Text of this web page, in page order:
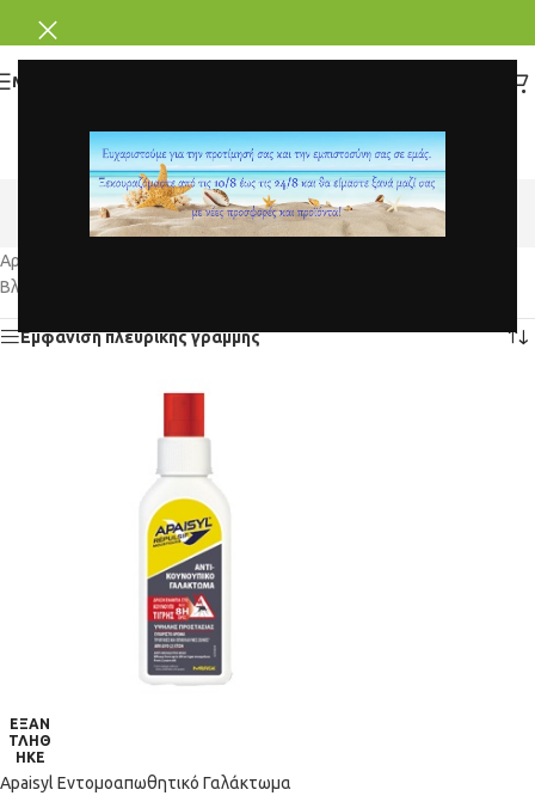
ΜΕΝΟΥ
Αντικουνουπικά
Κατηγορίες
Αρχική σελίδα
Βλέπετε 1–15 απο 28 αποτέλεσματα
Εμφάνιση πλευρικής γραμμής
ΕΞΑΝ
ΤΛΗΘ
ΗΚΕ
Apaisyl Eντομοαπωθητικό Γαλάκτωμα